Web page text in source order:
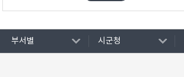
부서별 시군청